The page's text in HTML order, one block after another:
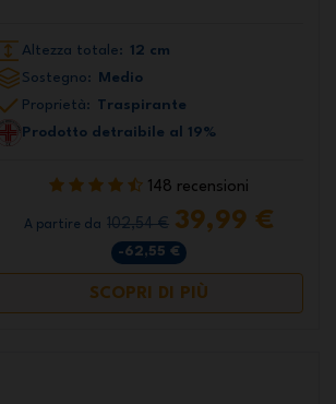
Altezza totale: 12 cm
Sostegno:
Medio
Proprietà: Traspirante
Prodotto detraibile al 19%
148 recensioni
A partire da 102,54 € 39,99 €
-62,55 €
SCOPRI DI PIÙ